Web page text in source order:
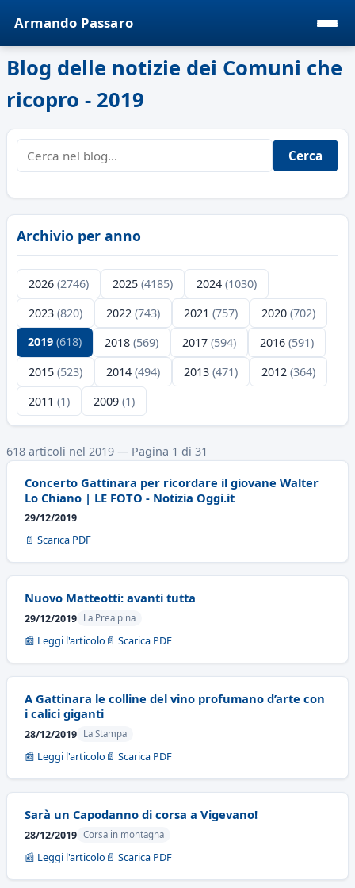
Armando Passaro
Blog delle notizie dei Comuni che
ricopro - 2019
Cerca
Archivio per anno
2026 (2746) 2025 (4185) 2024 (1030)
2023 (820) 2022 (743) 2021 (757) 2020 (702)
2019 (618) 2018 (569) 2017 (594) 2016 (591)
2015 (523) 2014 (494) 2013 (471) 2012 (364)
2011 (1) 2009 (1)
618 articoli nel 2019 — Pagina 1 di 31
Concerto Gattinara per ricordare il giovane Walter
Lo Chiano | LE FOTO - Notizia Oggi.it
29/12/2019
📄 Scarica PDF
Nuovo Matteotti: avanti tutta
29/12/2019 La Prealpina
📰 Leggi l'articolo 📄 Scarica PDF
A Gattinara le colline del vino profumano d’arte con
i calici giganti
28/12/2019 La Stampa
📰 Leggi l'articolo 📄 Scarica PDF
Sarà un Capodanno di corsa a Vigevano!
28/12/2019 Corsa in montagna
📰 Leggi l'articolo 📄 Scarica PDF